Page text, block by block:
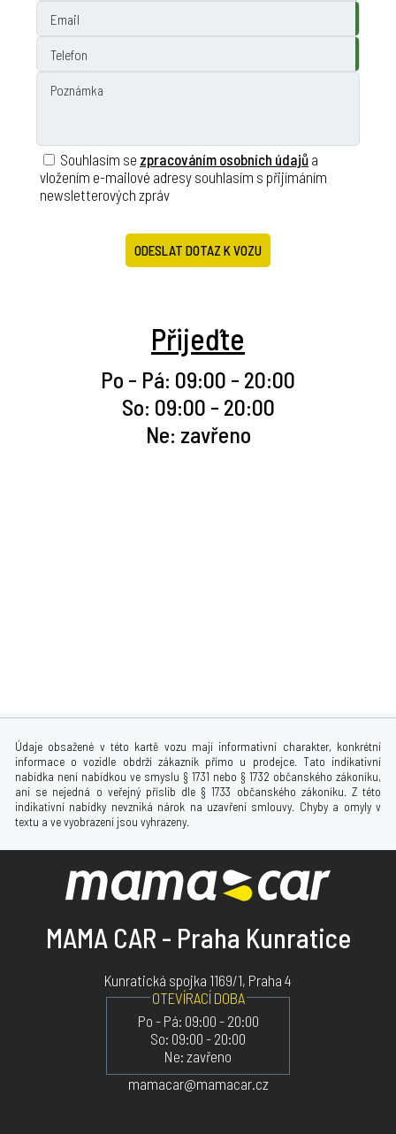
Souhlasím se zpracováním osobních údajů a
vložením e-mailové adresy souhlasím s přijímáním
newsletterových zpráv
ODESLAT DOTAZ K VOZU
Přijeďte
Po - Pá: 09:00 - 20:00
So: 09:00 - 20:00
Ne: zavřeno
Údaje obsažené v této kartě vozu mají informativní charakter, konkrétní
informace o vozidle obdrží zákazník přímo u prodejce. Tato indikativní
nabídka není nabídkou ve smyslu § 1731 nebo § 1732 občanského zákoníku,
ani se nejedná o veřejný příslib dle § 1733 občanského zákoníku. Z této
indikativní nabídky nevzniká nárok na uzavření smlouvy. Chyby a omyly v
textu a ve vyobrazení jsou vyhrazeny.
MAMA CAR - Praha Kunratice
Kunratická spojka 1169/1, Praha 4
OTEVÍRACÍ DOBA
Po - Pá: 09:00 - 20:00
So: 09:00 - 20:00
Ne: zavřeno
mamacar@mamacar.cz